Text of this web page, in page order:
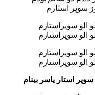
سوپر استارم
الو سوپراستارم
الو سوپراستارم
الو سوپراستارم
الو سوپراستارم
استار یاسر بینام